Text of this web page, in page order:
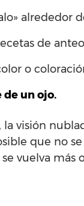
alrededor
de
o
un ojo.
visión
que no
vuelva más